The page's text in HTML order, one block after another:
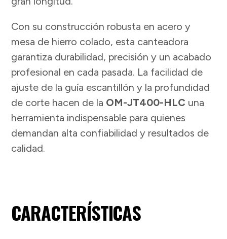
Con su construcción robusta en acero y
mesa de hierro colado, esta canteadora
garantiza durabilidad, precisión y un acabado
profesional en cada pasada. La facilidad de
ajuste de la guía escantillón y la profundidad
de corte hacen de la OM-JT400-HLC una
herramienta indispensable para quienes
demandan alta confiabilidad y resultados de
calidad.
CARACTERÍSTICAS